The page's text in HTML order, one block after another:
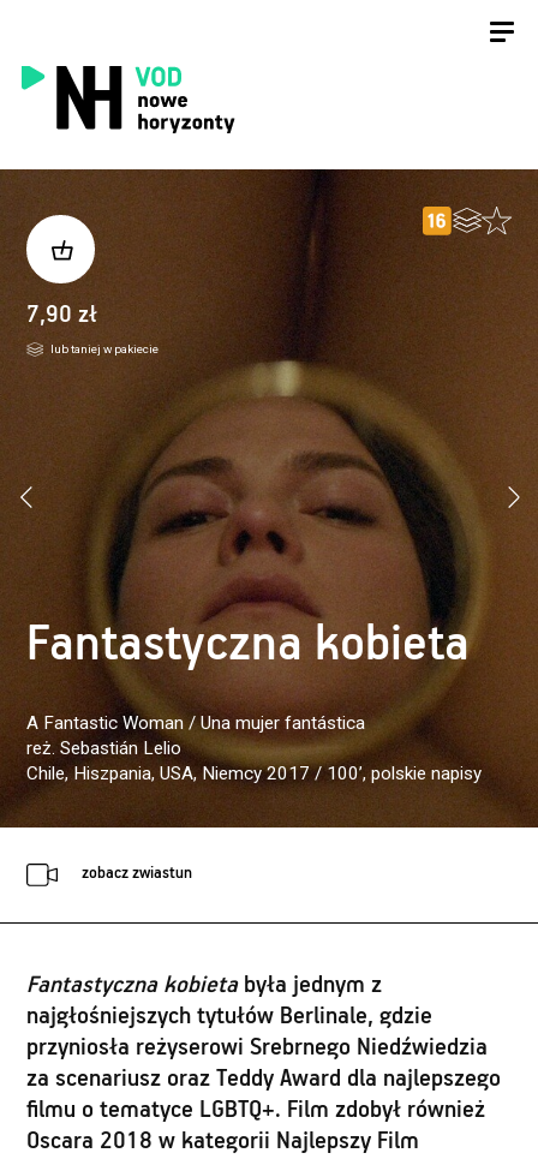
7,90 zł
lub taniej w pakiecie
Fantastyczna kobieta
A Fantastic Woman / Una mujer fantástica
reż. Sebastián Lelio
Chile, Hiszpania, USA, Niemcy 2017 / 100’, polskie napisy
zobacz zwiastun
Fantastyczna kobietabyła jednym z
najgłośniejszych tytułów Berlinale, gdzie
przyniosła reżyserowi Srebrnego Niedźwiedzia
za scenariusz oraz Teddy Award dla najlepszego
filmu o tematyce LGBTQ+. Film zdobył również
Oscara 2018 w kategorii Najlepszy Film